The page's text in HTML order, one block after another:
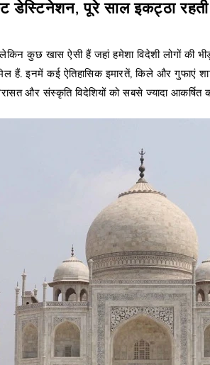
पूरे साल इकट्ठा रहती
कुछ खास ऐसी हैं जहां हमेशा विदेशी लोगों की
हैं. इनमें कई ऐतिहासिक इमारतें, किले और
और संस्कृति विदेशियों को सबसे ज्यादा आकर्षित